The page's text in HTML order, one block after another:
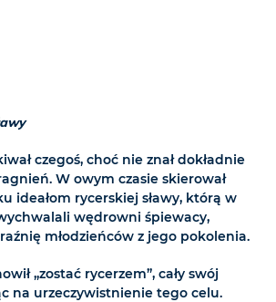
czegoś, choć nie znał dokładnie
W owym czasie skierował
ideałom rycerskiej sławy, którą w
wędrowni śpiewacy,
młodzieńców z jego pokolenia.
„zostać rycerzem”, cały swój
na urzeczywistnienie tego celu.